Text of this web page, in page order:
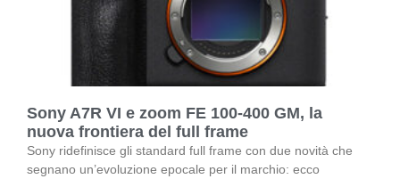
Sony A7R VI e zoom FE 100-400 GM, la
nuova frontiera del full frame
Sony ridefinisce gli standard full frame con due novità che
segnano un’evoluzione epocale per il marchio: ecco